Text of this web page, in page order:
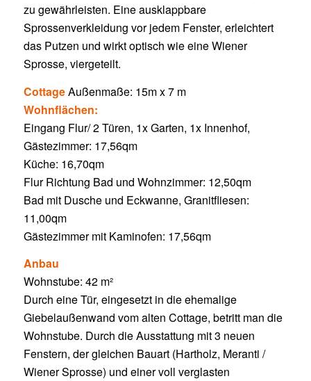
zu gewährleisten. Eine ausklappbare
Sprossenverkleidung vor jedem Fenster, erleichtert
das Putzen und wirkt optisch wie eine Wiener
Sprosse, viergeteilt.
CottageAußenmaße: 15m x 7 m
Wohnflächen:
Eingang Flur/ 2 Türen, 1x Garten, 1x Innenhof,
Gästezimmer: 17,56qm
Küche: 16,70qm
Flur Richtung Bad und Wohnzimmer: 12,50qm
Bad mit Dusche und Eckwanne, Granitfliesen:
11,00qm
Gästezimmer mit Kaminofen: 17,56qm
Anbau
Wohnstube: 42 m²
Durch eine Tür, eingesetzt in die ehemalige
Giebelaußenwand vom alten Cottage, betritt man die
Wohnstube. Durch die Ausstattung mit 3 neuen
Fenstern, der gleichen Bauart (Hartholz, Meranti /
Wiener Sprosse) und einer voll verglasten